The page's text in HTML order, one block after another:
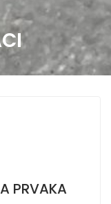
PRVAKA